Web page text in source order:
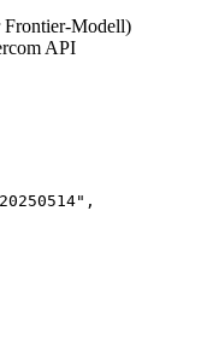
Frontier-Modell)
API